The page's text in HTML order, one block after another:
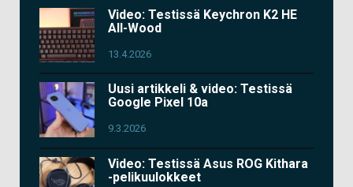
Video: Testissä Keychron K2 HE
All-Wood
13.4.2026
Uusi artikkeli & video: Testissä
Google Pixel 10a
9.3.2026
Video: Testissä Asus ROG Kithara
-pelikuulokkeet